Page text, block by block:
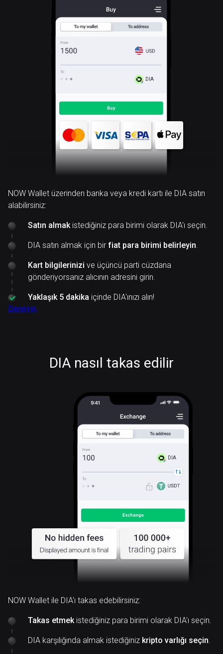
DIA
NOW Wallet üzerinden banka veya kredi kartı ile DIA satın
alabilirsiniz:
Satın almakistediğiniz para birimi olarak DIA'ı seçin.
DIA satın almak için bir fiat para birimi belirleyin.
Kart bilgilerinizi ve üçüncü parti cüzdana
gönderiyorsanız alıcının adresini girin.
Yaklaşık 5 dakika içinde DIA'ınızı alın!
Deneyin
DIA nasıl takas edilir
DIA
NOW Wallet ile DIA'ı takas edebilirsiniz:
Takas etmekistediğiniz para birimi olarak DIA'ı seçin.
DIA karşılığında almak istediğiniz kripto varlığı seçin.